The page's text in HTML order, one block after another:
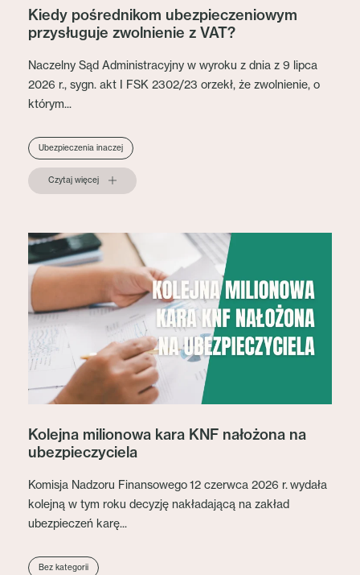
Kiedy pośrednikom ubezpieczeniowym
przysługuje zwolnienie z VAT?
Naczelny Sąd Administracyjny w wyroku z dnia z 9 lipca
2026 r., sygn. akt I FSK 2302/23 orzekł, że zwolnienie, o
którym...
Ubezpieczenia inaczej
Czytaj więcej
Kolejna milionowa kara KNF nałożona na
ubezpieczyciela
Komisja Nadzoru Finansowego 12 czerwca 2026 r. wydała
kolejną w tym roku decyzję nakładającą na zakład
ubezpieczeń karę...
Bez kategorii